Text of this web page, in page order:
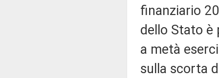
finanziario
dello Stato è
a metà
sulla scorta